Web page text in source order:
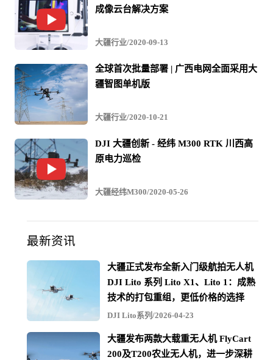
机的新标杆-经纬 M300 RTK 无人机。该机型是大疆创新推
出的新一代行业级旗舰无人飞行平台，更是汇聚大疆行业
强劲、安全可靠、智能先进、灵活开放，搭配上禅思 H20
系列负载，将树立工业级无人机系统的新标杆。
趣味无人机竞赛
7月16日，一场无人机电力巡检技能趣味竞赛在退役 220
kV 通三 2667 线场地顺利举行，各单位组织了 30 余位无人
机骨干参加了本次竞赛。无人机技能“趣味竞赛”是对一线
巡检作业人员的一次大练兵，也是对公司无人机应用及设
备巡检技术水平提升的一次大检阅。
本次竞赛共分为精细化巡检模拟赛、超视距飞行越障及精
准降落和无人机扎气球 3 个大项。比赛现场选手们精湛的
飞行技艺不时引来观众们的阵阵欢呼，经过长达 3 个小时
比拼，最终来自南通运维站的赵张勇、输电检修中心的吉
成像云台解决方案
大疆行业/2020-09-13
全球首次批量部署 | 广西电网全面采用大
疆智图单机版
大疆行业/2020-10-21
DJI 大疆创新 - 经纬 M300 RTK 川西高
原电力巡检
大疆经纬M300/2020-05-26
最新资讯
大疆正式发布全新入门级航拍无人机
DJI Lito 系列 Lito X1、Lito 1：成熟
技术的打包重组，更低价格的选择
DJI Lito系列/2026-04-23
大疆发布两款大载重无人机 FlyCart
200及T200农业无人机，进一步深耕